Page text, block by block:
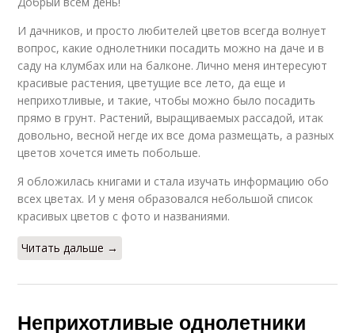
И дачников, и просто любителей цветов всегда волнует
вопрос, какие однолетники посадить можно на даче и в
саду на клумбах или на балконе. Лично меня интересуют
красивые растения, цветущие все лето, да еще и
неприхотливые, и такие, чтобы можно было посадить
прямо в грунт. Растений, выращиваемых рассадой, итак
довольно, весной негде их все дома размещать, а разных
цветов хочется иметь побольше.
Я обложилась книгами и стала изучать информацию обо
всех цветах. И у меня образовался небольшой список
красивых цветов с фото и названиями.
Читать дальше →
Неприхотливые однолетники